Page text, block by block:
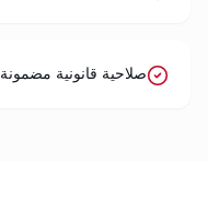
صلاحية قانونية مضمونة